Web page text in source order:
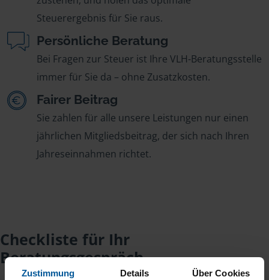
Zustimmung Details Über Cookies
Steuerergebnis für Sie raus.
Persönliche Beratung
Bei Fragen zur Steuer ist Ihre VLH-Beratungsstelle
immer für Sie da – ohne Zusatzkosten.
Fairer Beitrag
Sie zahlen für alle unsere Leistungen nur einen
jährlichen Mitgliedsbeitrag, der sich nach Ihren
Jahreseinnahmen richtet.
Checkliste für Ihr
Beratungsgespräch